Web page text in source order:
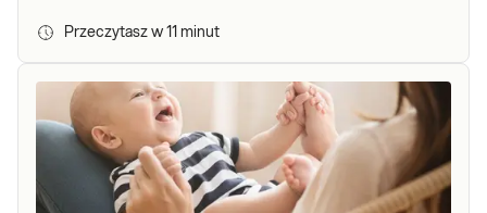
Przeczytasz w 11 minut